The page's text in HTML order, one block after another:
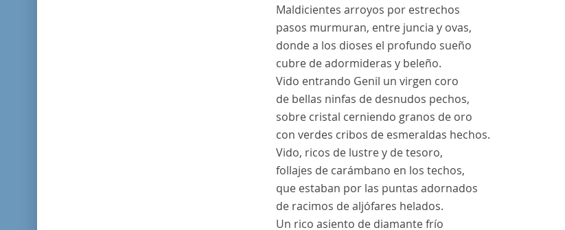
Maldicientes arroyos por estrechos
pasos murmuran, entre juncia y ovas,
donde a los dioses el profundo sueño
cubre de adormideras y beleño.
Vido entrando Genil un virgen coro
de bellas ninfas de desnudos pechos,
sobre cristal cerniendo granos de oro
con verdes cribos de esmeraldas hechos.
Vido, ricos de lustre y de tesoro,
follajes de carámbano en los techos,
que estaban por las puntas adornados
de racimos de aljófares helados.
Un rico asiento de diamante frío